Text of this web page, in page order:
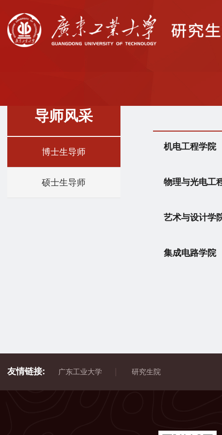
导师风采
博士生导师
硕士生导师
机电工程学院
物理与光电工
艺术与设计学
集成电路学院
友情链接: 广东工业大学 研究生院